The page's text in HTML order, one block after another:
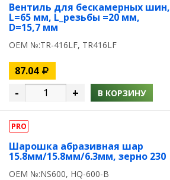
Вентиль для бескамерных шин,
L=65 мм, L_резьбы =20 мм,
D=15,7 мм
OEM №:TR-416LF, TR416LF
87.04
- + В КОРЗИНУ
PRO
Шарошка абразивная шар
15.8мм/15.8мм/6.3мм, зерно 230
OEM №:NS600, HQ-600-B